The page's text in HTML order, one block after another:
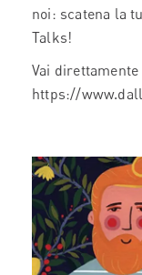
noi: scatena la
Talks!
Vai
https://